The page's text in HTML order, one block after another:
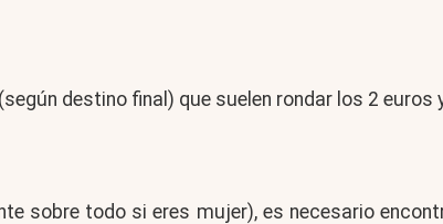
destino final) que suelen rondar los 2
sobre todo si eres mujer), es necesario